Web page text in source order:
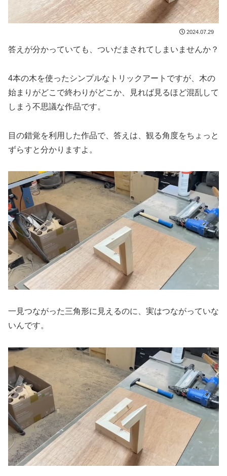
2024.07.29
答えが分かっていても、ついだまされてしまいませんか？
4本の木を使ったシンプルなトリックアートですが、木の
始まりがどこで終わりがどこか、見れば見るほど混乱して
しまう不思議な作品です。
目の錯覚を利用した作品で、答えは、観る角度をちょっと
ずらすと分かりますよ。
一見つながった三角形に見えるのに、実はつながっていな
いんです。